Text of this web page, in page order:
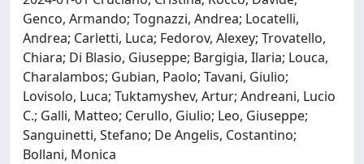
Genco, Armando; Tognazzi, Andrea; Locatelli,
Andrea; Carletti, Luca; Fedorov, Alexey; Trovatello,
Chiara; Di Blasio, Giuseppe; Bargigia, Ilaria; Louca,
Charalambos; Gubian, Paolo; Tavani, Giulio;
Lovisolo, Luca; Tuktamyshev, Artur; Andreani, Lucio
C.; Galli, Matteo; Cerullo, Giulio; Leo, Giuseppe;
Sanguinetti, Stefano; De Angelis, Costantino;
Bollani, Monica